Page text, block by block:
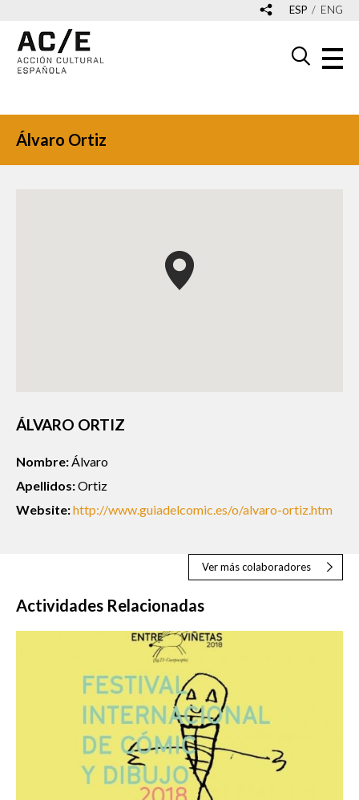
ESP ENG
Álvaro Ortiz
ÁLVARO ORTIZ
Nombre:Álvaro
Apellidos:Ortiz
Website:http://www.guiadelcomic.es/o/alvaro-ortiz.htm
Ver más colaboradores
Actividades Relacionadas